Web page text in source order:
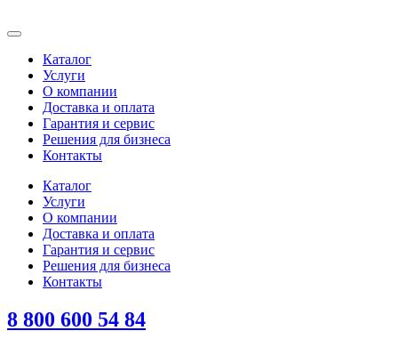
Каталог
Услуги
О компании
Доставка и оплата
Гарантия и сервис
Решения для бизнеса
Контакты
Каталог
Услуги
О компании
Доставка и оплата
Гарантия и сервис
Решения для бизнеса
Контакты
8 800 600 54 84